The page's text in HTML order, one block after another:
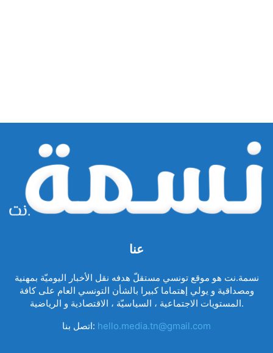
عنا
نسمة.نت هو موقع تونسي مستقلّ هدفه نقل الأخبار اليوميّة بمهنية
ومصداقية و يولي إهتماما كبيرا بالشأن التونسي العام على كافة
المستويات الاجتماعية ، السياسيّة ، الاقتصادية و الرياضية.
اتصل بنا: hello.media.tn@gmail.com